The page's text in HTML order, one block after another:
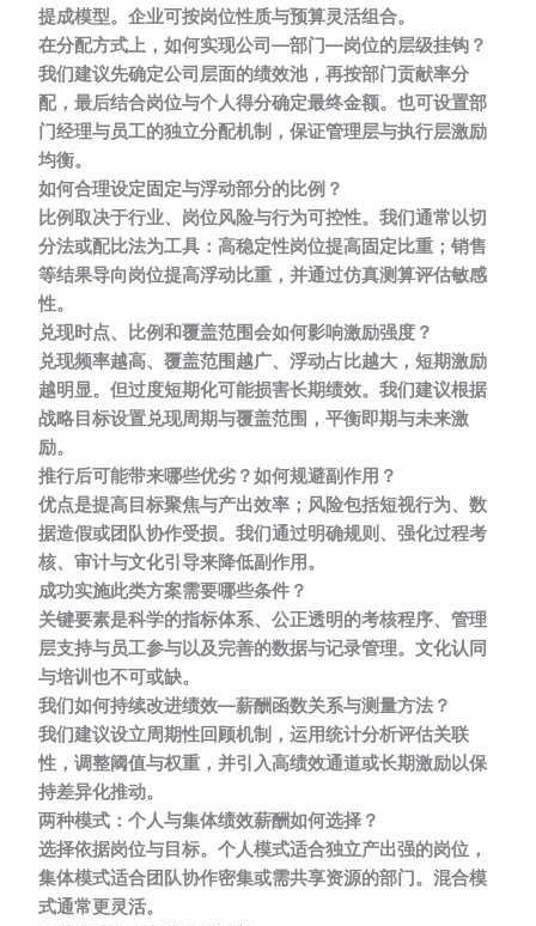
提成模型。企业可按岗位性质与预算灵活组合。
在分配方式上，如何实现公司—部门—岗位的层级挂钩？
我们建议先确定公司层面的绩效池，再按部门贡献率分
配，最后结合岗位与个人得分确定最终金额。也可设置部
门经理与员工的独立分配机制，保证管理层与执行层激励
均衡。
如何合理设定固定与浮动部分的比例？
比例取决于行业、岗位风险与行为可控性。我们通常以切
分法或配比法为工具：高稳定性岗位提高固定比重；销售
等结果导向岗位提高浮动比重，并通过仿真测算评估敏感
性。
兑现时点、比例和覆盖范围会如何影响激励强度？
兑现频率越高、覆盖范围越广、浮动占比越大，短期激励
越明显。但过度短期化可能损害长期绩效。我们建议根据
战略目标设置兑现周期与覆盖范围，平衡即期与未来激
励。
推行后可能带来哪些优劣？如何规避副作用？
优点是提高目标聚焦与产出效率；风险包括短视行为、数
据造假或团队协作受损。我们通过明确规则、强化过程考
核、审计与文化引导来降低副作用。
成功实施此类方案需要哪些条件？
关键要素是科学的指标体系、公正透明的考核程序、管理
层支持与员工参与以及完善的数据与记录管理。文化认同
与培训也不可或缺。
我们如何持续改进绩效—薪酬函数关系与测量方法？
我们建议设立周期性回顾机制，运用统计分析评估关联
性，调整阈值与权重，并引入高绩效通道或长期激励以保
持差异化推动。
两种模式：个人与集体绩效薪酬如何选择？
选择依据岗位与目标。个人模式适合独立产出强的岗位，
集体模式适合团队协作密集或需共享资源的部门。混合模
式通常更灵活。